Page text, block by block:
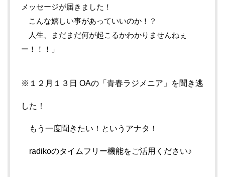
メッセージが届きました！
こんな嬉しい事があっていいのか！？
人生、まだまだ何が起こるかわかりませんねぇ
ー！！！」
※１２月１３日 OAの「青春ラジメニア」を聞き逃
した！
もう一度聞きたい！というアナタ！
radikoのタイムフリー機能をご活用ください♪